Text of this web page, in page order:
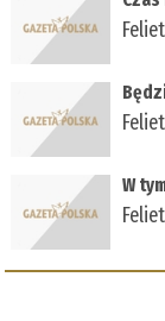
W